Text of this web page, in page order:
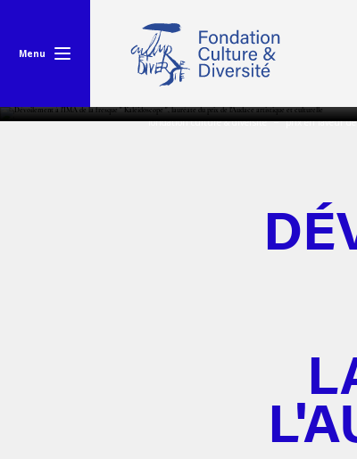
Menu
fondation culture & diversité prix en faveur de